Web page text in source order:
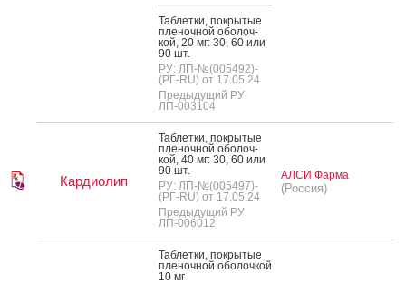
Таб­летки, пок­ры­тые
пле­ноч­ной обо­лоч­
кой, 20 мг: 30, 60 или
90 шт.
РУ: ЛП-№(005492)-
(РГ-RU) от 17.05.24
Предыдущий РУ:
ЛП-003104
Кардиолип
Таб­летки, пок­ры­тые
пле­ноч­ной обо­лоч­
кой, 40 мг: 30, 60 или
90 шт.
РУ: ЛП-№(005497)-
(РГ-RU) от 17.05.24
Предыдущий РУ:
ЛП-006012
АЛСИ Фарма
(Россия)
Таб­летки, пок­ры­тые
пле­ноч­ной обо­лоч­кой
10 мг